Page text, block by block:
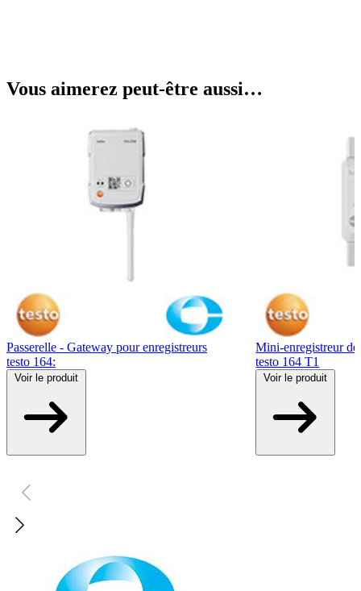
Vous aimerez peut-être aussi…
Passerelle - Gateway pour enregistreurs
testo 164:
Voir le produit
Mini-enregistreur
testo 164 T1
Voirle produit